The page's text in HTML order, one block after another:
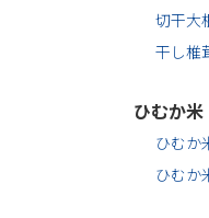
切干大
干し椎
ひむか米
ひむか
ひむか